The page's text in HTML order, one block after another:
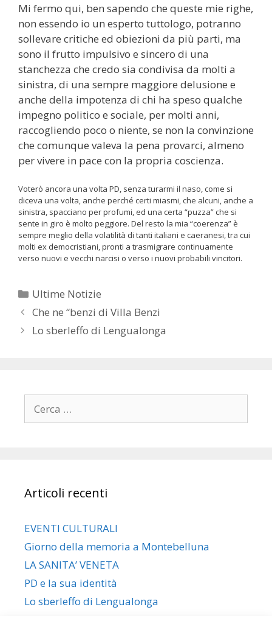
Mi fermo qui, ben sapendo che queste mie righe,
non essendo io un esperto tuttologo, potranno
sollevare critiche ed obiezioni da più parti, ma
sono il frutto impulsivo e sincero di una
stanchezza che credo sia condivisa da molti a
sinistra, di una sempre maggiore delusione e
anche della impotenza di chi ha speso qualche
impegno politico e sociale, per molti anni,
raccogliendo poco o niente, se non la convinzione
che comunque valeva la pena provarci, almeno
per vivere in pace con la propria coscienza.
Voterò ancora una volta PD, senza turarmi il naso, come si
diceva una volta, anche perché certi miasmi, che alcuni, anche a
sinistra, spacciano per profumi, ed una certa “puzza” che si
sente in giro è molto peggiore. Del resto la mia “coerenza” è
sempre meglio della volatilità di tanti italiani e caeranesi, tra cui
molti ex democristiani, pronti a trasmigrare continuamente
verso nuovi e vecchi narcisi o verso i nuovi probabili vincitori.
Categorie
Ultime Notizie
Che ne “benzi di Villa Benzi
Lo sberleffo di Lengualonga
per:
Articoli recenti
EVENTI CULTURALI
Giorno della memoria a Montebelluna
LA SANITA’ VENETA
PD e la sua identità
Lo sberleffo di Lengualonga